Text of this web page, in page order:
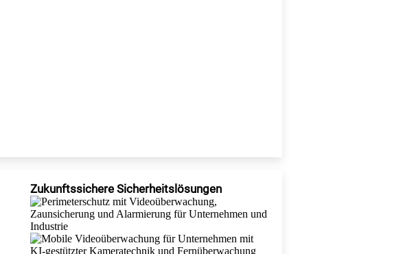
Zukunftssichere Sicherheitslösungen